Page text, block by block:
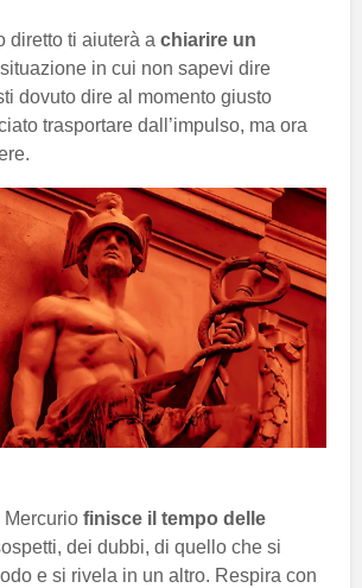
diretto ti aiuterà a chiarire un
in cui non sapevi dire
dovuto dire al momento giusto
trasportare dall’impulso, ma ora
Mercurio finisce il tempo delle
dei dubbi, di quello che si
e si rivela in un altro. Respira con